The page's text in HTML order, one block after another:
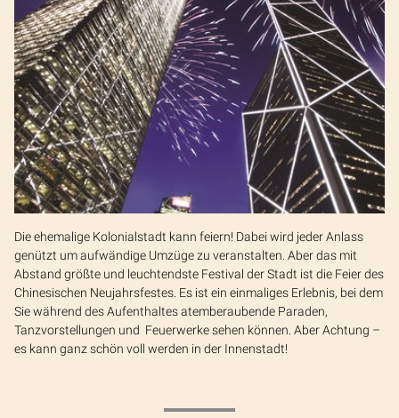
Die ehemalige Kolonialstadt kann feiern! Dabei wird jeder Anlass
genützt um aufwändige Umzüge zu veranstalten. Aber das mit
Abstand größte und leuchtendste Festival der Stadt ist die Feier des
Chinesischen Neujahrsfestes. Es ist ein einmaliges Erlebnis, bei dem
Sie während des Aufenthaltes atemberaubende Paraden,
Tanzvorstellungen und Feuerwerke sehen können. Aber Achtung –
es kann ganz schön voll werden in der Innenstadt!